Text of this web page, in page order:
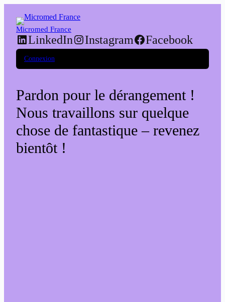
Micromed France
LinkedIn Instagram Facebook
Connexion
Pardon pour le dérangement !
Nous travaillons sur quelque
chose de fantastique – revenez
bientôt !